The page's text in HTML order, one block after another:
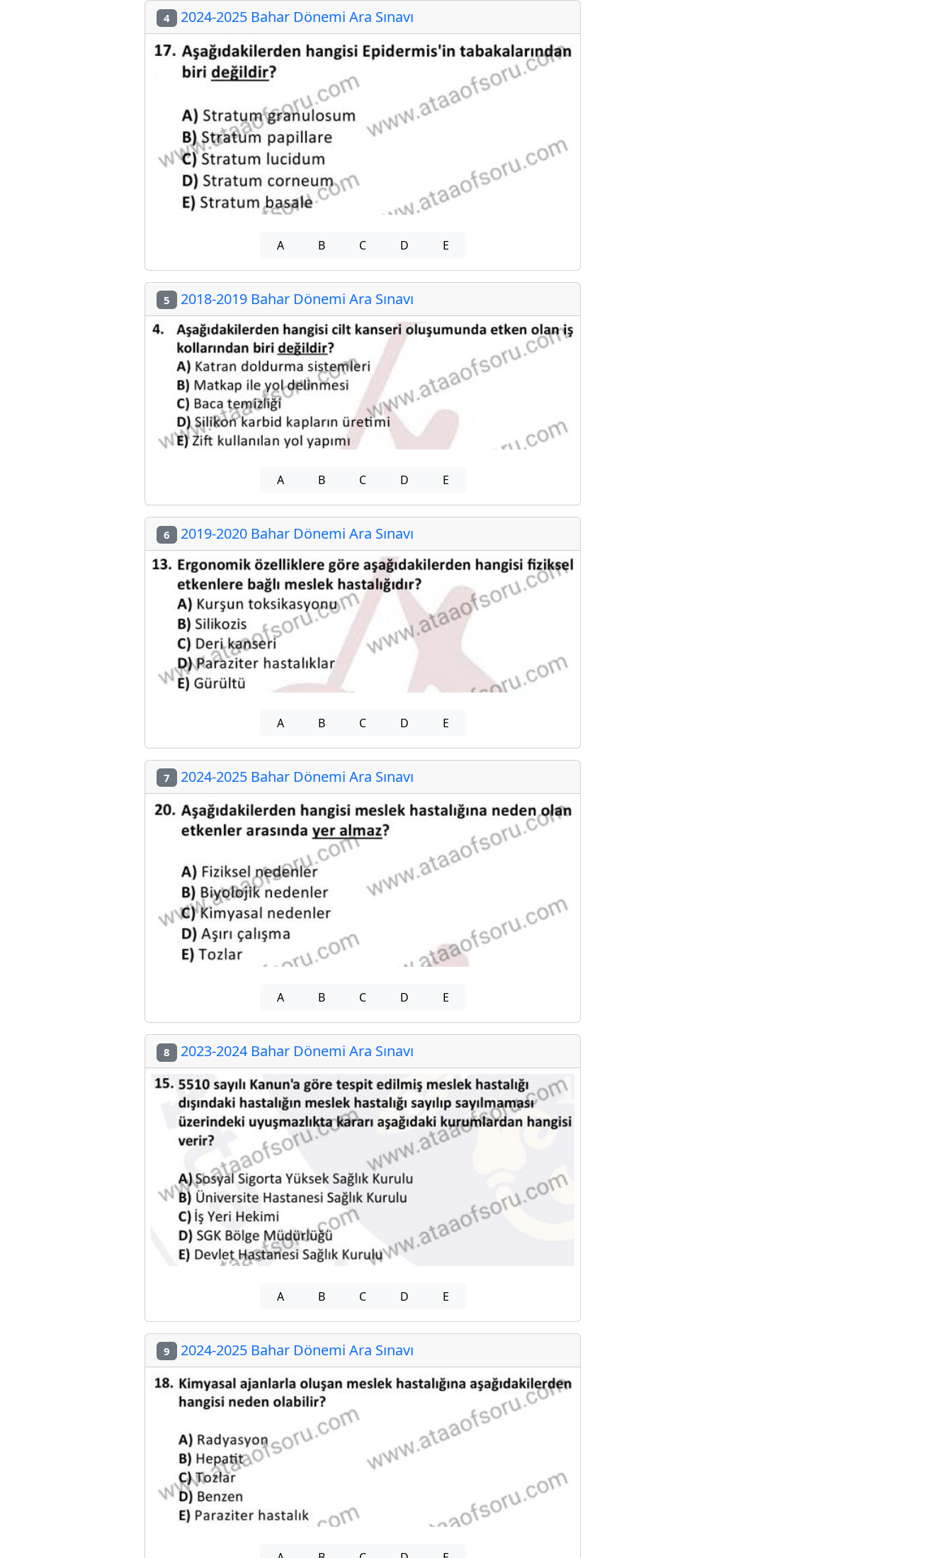
4 2024-2025 Bahar Dönemi Ara Sınavı
A B C D E
5 2018-2019 Bahar Dönemi Ara Sınavı
A B C D E
6 2019-2020 Bahar Dönemi Ara Sınavı
A B C D E
7 2024-2025 Bahar Dönemi Ara Sınavı
A B C D E
8 2023-2024 Bahar Dönemi Ara Sınavı
A B C D E
9 2024-2025 Bahar Dönemi Ara Sınavı